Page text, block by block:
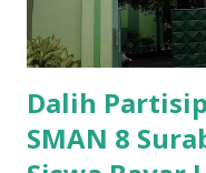
Dalih
SMAN 8